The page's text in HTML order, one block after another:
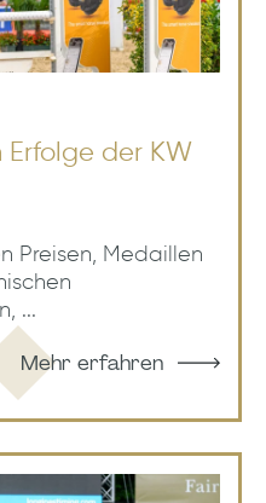
der KW
Preisen, Medaillen
...
Mehr erfahren